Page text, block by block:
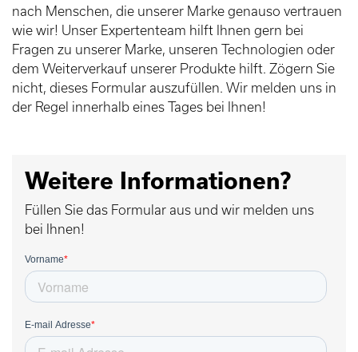
nach Menschen, die unserer Marke genauso vertrauen
wie wir! Unser Expertenteam hilft Ihnen gern bei
Fragen zu unserer Marke, unseren Technologien oder
dem Weiterverkauf unserer Produkte hilft. Zögern Sie
nicht, dieses Formular auszufüllen. Wir melden uns in
der Regel innerhalb eines Tages bei Ihnen!
Weitere Informationen?
Füllen Sie das Formular aus und wir melden uns
bei Ihnen!